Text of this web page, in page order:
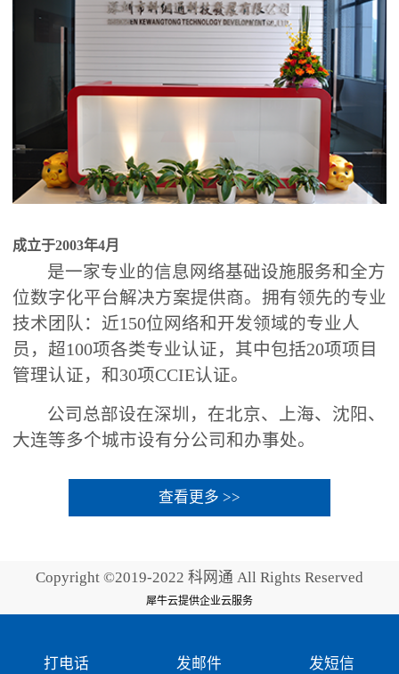
成立于2003年4月
是一家专业的信息网络基础设施服务和全方
位数字化平台解决方案提供商。拥有领先的专业
技术团队：近150位网络和开发领域的专业人
员，超100项各类专业认证，其中包括20项项目
管理认证，和30项CCIE认证。
公司总部设在深圳，在北京、上海、沈阳、
大连等多个城市设有分公司和办事处。
查看更多 >>
Copyright ©2019-2022 科网通 All Rights Reserved
犀牛云提供企业云服务
打电话 发邮件 发短信